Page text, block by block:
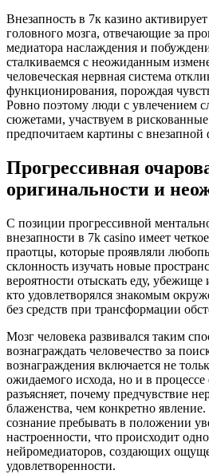
Внезапность в 7к казино
головного мозга, отвечающие за
медиатора наслаждения и
сталкиваемся с неожиданным
человеческая нервная система
функционирования, порождая
Ровно поэтому люди с увлечением
сюжетами, участвуем в
предпочитаем картины с внезапной
Прогрессивная
оригинальности и
С позиции прогрессивной
внезапности в 7k casino имеет
праотцы, которые проявляли
склонность изучать новые
вероятности отыскать еду,
кто удовлетворялся знакомым
без средств при трансформации
Мозг человека развивался таким
вознаграждать человечество за
вознаграждения включается не
ожидаемого исхода, но и в
разъясняет, почему предчувствие
блаженства, чем конкретно
сознание пребывать в положении
настроенности, что происходит
нейромедиаторов, создающих
удовлетворенности.